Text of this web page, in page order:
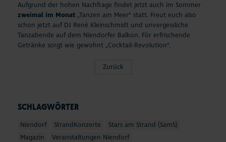
SCHLAGWÖRTER
Niendorf StrandKonzerte
Stars am Strand (SamS)
Magazin
Veranstaltungen Niendorf
Aufgrund der hohen Nachfrage findet jetzt auch im Sommer
zweimal im Monat „Tanzen am Meer“ statt. Freut euch also
schon jetzt auf DJ René Kleinschmidt und unvergessliche
Tanzabende auf dem Niendorfer Balkon. Für erfrischende
Getränke sorgt wie gewohnt „Cocktail-Revolution“.
Zurück